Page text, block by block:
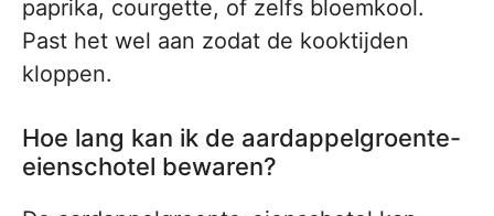
paprika, courgette, of zelfs bloemkool.
Past het wel aan zodat de kooktijden
kloppen.
Hoe lang kan ik de aardappelgroente-
eienschotel bewaren?